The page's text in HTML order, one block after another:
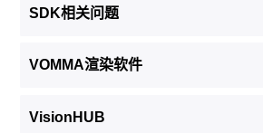
SDK相关问题
VOMMA渲染软件
VisionHUB